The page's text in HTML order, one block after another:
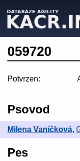
059720
Potvrzen:
Psovod
Milena Vaníčková,
Pes